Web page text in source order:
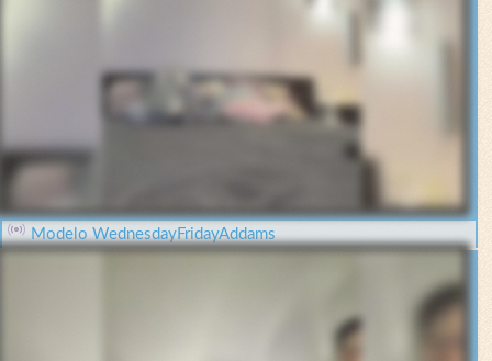
Modelo WednesdayFridayAddams